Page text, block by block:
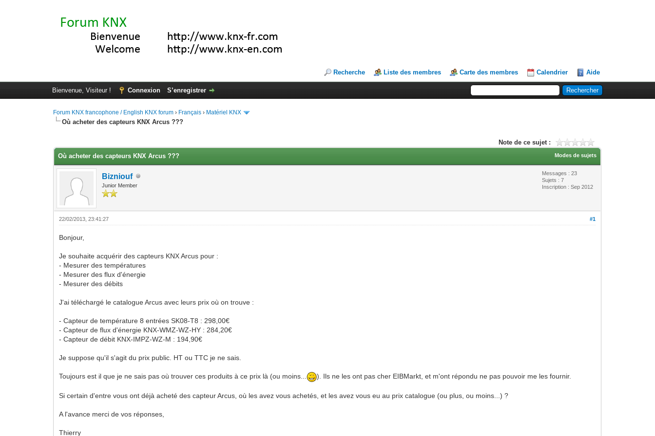
Recherche Liste des membres Carte des membres Calendrier Aide
Bienvenue, Visiteur ! Connexion S’enregistrer
Forum KNX francophone / English KNX forum › Français › Matériel KNX
Où acheter des capteurs KNX Arcus ???
Note de ce sujet :
Modes de sujets
Où acheter des capteurs KNX Arcus ???
Bizniouf
Junior Member
Messages : 23
Sujets : 7
Inscription : Sep 2012
#1
22/02/2013, 23:41:27
Bonjour,
Je souhaite acquérir des capteurs KNX Arcus pour :
- Mesurer des températures
- Mesurer des flux d'énergie
- Mesurer des débits
J'ai téléchargé le catalogue Arcus avec leurs prix où on trouve :
- Capteur de température 8 entrées SK08-T8 : 298,00€
- Capteur de flux d'énergie KNX-WMZ-WZ-HY : 284,20€
- Capteur de débit KNX-IMPZ-WZ-M : 194,90€
Je suppose qu'il s'agit du prix public. HT ou TTC je ne sais.
Toujours est il que je ne sais pas où trouver ces produits à ce prix là (ou moins... ). Ils ne les ont pas cher EIBMarkt, et m'ont répondu ne pas pouvoir me les fournir.
Si certain d'entre vous ont déjà acheté des capteur Arcus, où les avez vous achetés, et les avez vous eu au prix catalogue (ou plus, ou moins...) ?
A l'avance merci de vos réponses,
Thierry